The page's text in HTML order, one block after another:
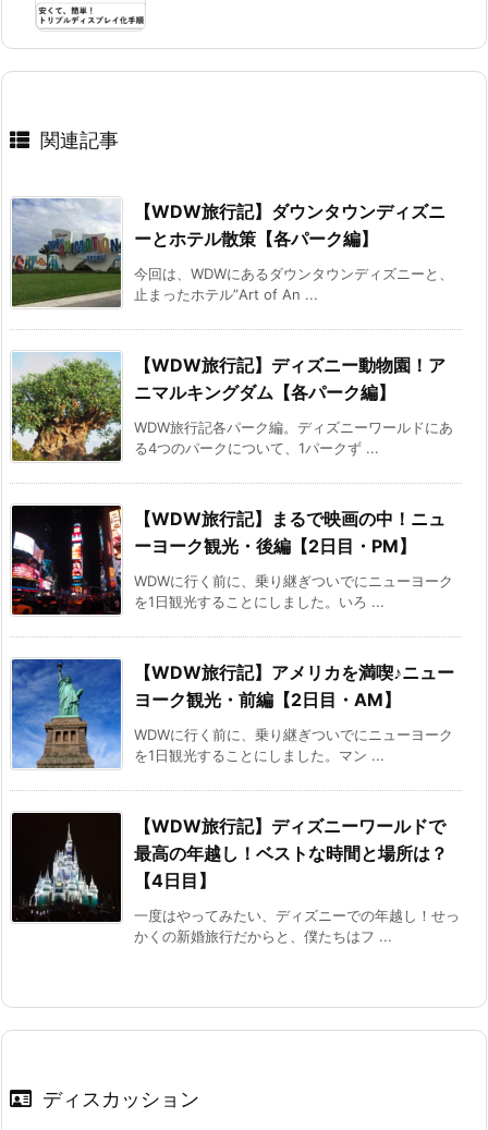
関連記事
【WDW旅行記】ダウンタウンディズニ
ーとホテル散策【各パーク編】
今回は、WDWにあるダウンタウンディズニーと、
止まったホテル”Art of An ...
【WDW旅行記】ディズニー動物園！ア
ニマルキングダム【各パーク編】
WDW旅行記各パーク編。ディズニーワールドにあ
る4つのパークについて、1パークず ...
【WDW旅行記】まるで映画の中！ニュ
ーヨーク観光・後編【2日目・PM】
WDWに行く前に、乗り継ぎついでにニューヨーク
を1日観光することにしました。いろ ...
【WDW旅行記】アメリカを満喫♪ニュー
ヨーク観光・前編【2日目・AM】
WDWに行く前に、乗り継ぎついでにニューヨーク
を1日観光することにしました。マン ...
【WDW旅行記】ディズニーワールドで
最高の年越し！ベストな時間と場所は？
【4日目】
一度はやってみたい、ディズニーでの年越し！せっ
かくの新婚旅行だからと、僕たちはフ ...
ディスカッション